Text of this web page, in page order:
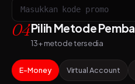
04Pilih Metode
13+ metode tersedia
E-Money Virtual Account